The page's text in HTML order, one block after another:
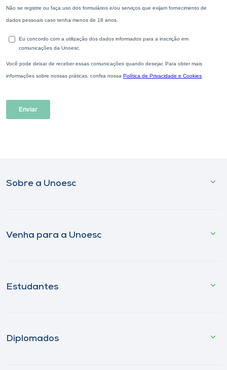
Sobre a Unoesc
Venha para a Unoesc
Estudantes
Diplomados